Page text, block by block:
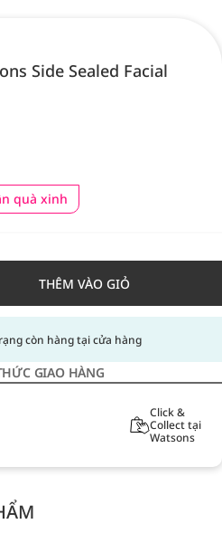
Side Sealed Facial
quà xinh
THÊM VÀO GIỎ
còn hàng tại cửa hàng
GIAO HÀNG
Click &
Collect tại
Watsons